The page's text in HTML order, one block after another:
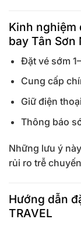
Kinh nghiệm
bay Tân Sơn
Đặt vé sớm
Cung cấp
Giữ điện
Thông báo
Những lưu ý
rủi ro trễ
Hướng dẫn
TRAVEL